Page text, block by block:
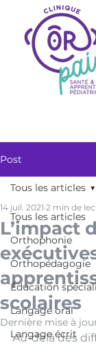
Post
Tous les articles
Orthophonie
Orthopédagogie
Éducation
Langage oral
Langage écrit
Tous les articles
L’impact
scolaires
14 juil. 2021 2 min de
Dernière mise à
Au-delà des